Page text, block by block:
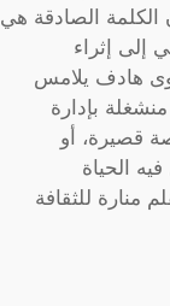
الكلمة الصادقة هي
إلى إثراء
هادف يلامس
بإدارة
قصيرة، أو
الحياة
منارة للثقافة